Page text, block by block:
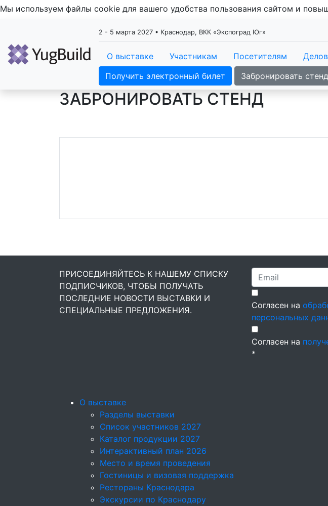
Мы используем файлы cookie для вашего удобства пользования сайтом и
2 - 5 марта 2027 • Краснодар, ВКК «Экспоград Юг»
О выставке Участникам Посетителям
Получить электронный билет
Забронировать стенд
ЗАБРОНИРОВАТЬ СТЕНД
ПРИСОЕДИНЯЙТЕСЬ К НАШЕМУ СПИСКУ
ПОДПИСЧИКОВ, ЧТОБЫ ПОЛУЧАТЬ
ПОСЛЕДНИЕ НОВОСТИ ВЫСТАВКИ И
СПЕЦИАЛЬНЫЕ ПРЕДЛОЖЕНИЯ.
Согласен на
персональных
Согласен на
*
О выставке
Разделы выставки
Список участников 2027
Каталог продукции 2027
Интерактивный план 2026
Место и время проведения
Гостиницы и визовая поддержка
Рестораны Краснодара
Экскурсии по Краснодару